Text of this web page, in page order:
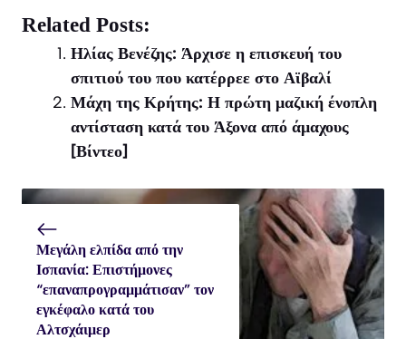
X
(Twitter)
Facebook
WhatsApp
Related Posts:
Ηλίας Βενέζης: Άρχισε η επισκευή του
σπιτιού του που κατέρρεε στο Αϊβαλί
Μάχη της Κρήτης: Η πρώτη μαζική ένοπλη
αντίσταση κατά του Άξονα από άμαχους
[Βίντεο]
Μεγάλη ελπίδα από την
Ισπανία: Επιστήμονες
“επαναπρογραμμάτισαν” τον
εγκέφαλο κατά του
Αλτσχάιμερ